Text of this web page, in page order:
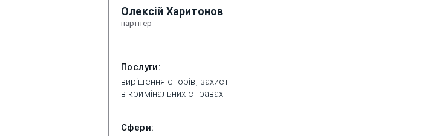
Олексій Харитонов
партнер
Послуги:
вирішення спорів, захист
в кримінальних справах
Сфери: